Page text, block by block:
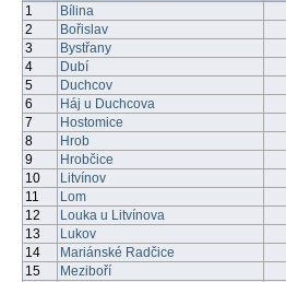
1
Bílina
2
Bořislav
3
Bystřany
4
Dubí
5
Duchcov
6
Háj u Duchcova
7
Hostomice
8
Hrob
9
Hrobčice
10
Litvínov
11
Lom
12
Louka u Litvínova
13
Lukov
14
Mariánské Radčice
15
Meziboří